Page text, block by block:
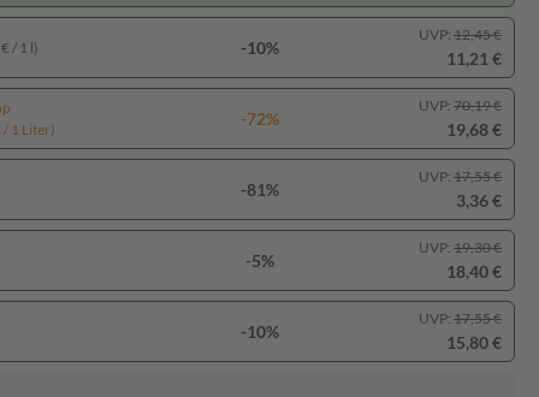
/ 1 l) -10%
UVP: 12,45 €
11,21 €
/ 1 Liter)
-72%
UVP: 70,19 €
19,68 €
-81%
UVP: 17,55 €
3,36 €
-5%
UVP: 19,30 €
18,40 €
-10%
UVP: 17,55 €
15,80 €